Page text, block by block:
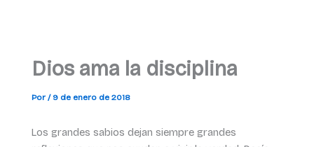
Dios ama la disciplina
Por / 9 de enero de 2018
Los grandes sabios dejan siempre grandes